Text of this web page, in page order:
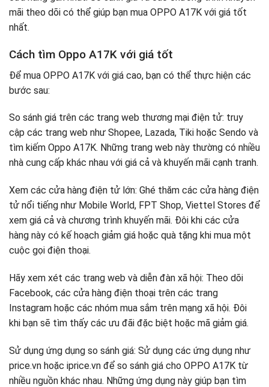
mãi theo dõi có thể giúp bạn mua OPPO A17K với giá tốt
nhất.
Cách tìm Oppo A17K với giá tốt
Để mua OPPO A17K với giá cao, bạn có thể thực hiện các
bước sau:
So sánh giá trên các trang web thương mại điện tử: truy
cập các trang web như Shopee, Lazada, Tiki hoặc Sendo và
tìm kiếm Oppo A17K. Những trang web này thường có nhiều
nhà cung cấp khác nhau với giá cả và khuyến mãi cạnh tranh.
Xem các cửa hàng điện tử lớn: Ghé thăm các cửa hàng điện
tử nổi tiếng như Mobile World, FPT Shop, Viettel Stores để
xem giá cả và chương trình khuyến mãi. Đôi khi các cửa
hàng này có kế hoạch giảm giá hoặc quà tặng khi mua một
cuộc gọi điện thoại.
Hãy xem xét các trang web và diễn đàn xã hội: Theo dõi
Facebook, các cửa hàng điện thoại trên các trang
Instagram hoặc các nhóm mua sắm trên mạng xã hội. Đôi
khi bạn sẽ tìm thấy các ưu đãi đặc biệt hoặc mã giảm giá.
Sử dụng ứng dụng so sánh giá: Sử dụng các ứng dụng như
price.vn hoặc iprice.vn để so sánh giá cho OPPO A17K từ
nhiều nguồn khác nhau. Những ứng dụng này giúp bạn tìm